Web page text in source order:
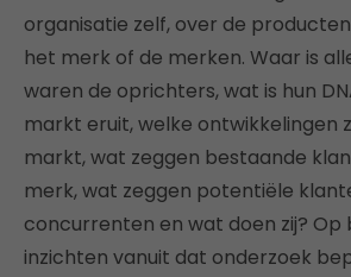
organisatie zelf, over de
het merk of de merken. Waar is
waren de oprichters, wat is hun
markt eruit, welke ontwikkelingen
markt, wat zeggen bestaande
merk, wat zeggen potentiële
concurrenten en wat doen zij? Op
inzichten vanuit dat onderzoek